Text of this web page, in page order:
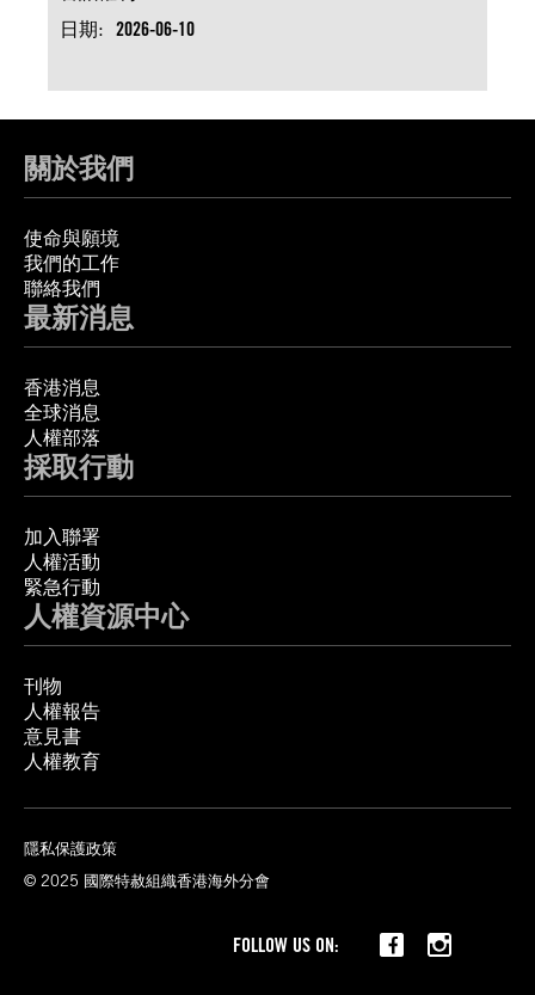
日期: 2026-06-10
關於我們
使命與願境
我們的工作
聯絡我們
最新消息
香港消息
全球消息
人權部落
採取行動
加入聯署
人權活動
緊急行動
人權資源中心
刊物
人權報告
意見書
人權教育
隱私保護政策
© 2025 國際特赦組織香港海外分會
FOLLOW US ON: